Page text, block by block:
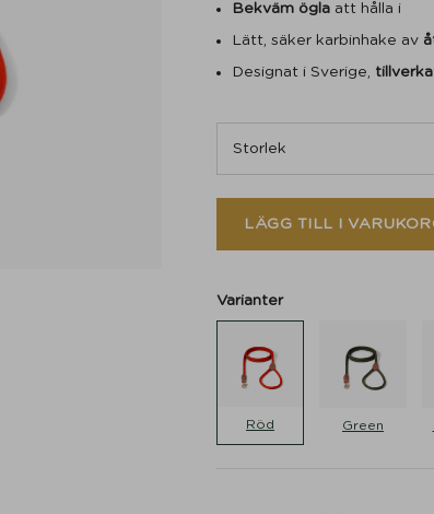
Bekväm ögla att hålla i
Lätt, säker karbinhake av
Designat i Sverige,
LÄGG TILL I
Varianter
Röd Green